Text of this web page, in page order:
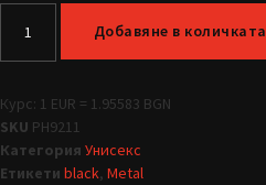
Добавяне в количката
Курс: 1 EUR = 1.95583 BGN
SKU PH9211
Категория Унисекс
Етикети black, Metal